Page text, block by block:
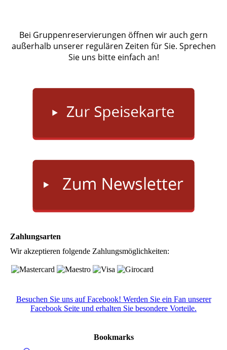
Bei Gruppenreservierungen öffnen wir auch gern
außer­halb unserer regulären Zeiten für Sie. Sprechen
Sie uns bitte einfach an!
Zahlungsarten
Wir akzeptieren folgende Zahlungsmöglichkeiten:
Besuchen Sie uns auf Facebook! Werden Sie ein Fan unserer
Facebook Seite und erhalten Sie besondere Vorteile.
Bookmarks